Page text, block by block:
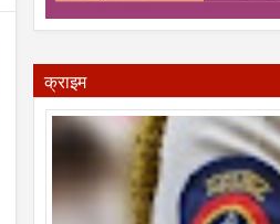
उल्हासनगर: सिंधू युथ सर्कल — एमएम जिम के
खिलाडियों ने जिला व राज्य स्तर पर दबदबा दिखाया,
क्राइम